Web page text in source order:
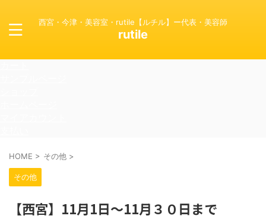
西宮・今津・美容室・rutile【ルチル】ー代表・美容師
rutile
HOME > その他 >
その他
【西宮】11月1日～11月３０日まで